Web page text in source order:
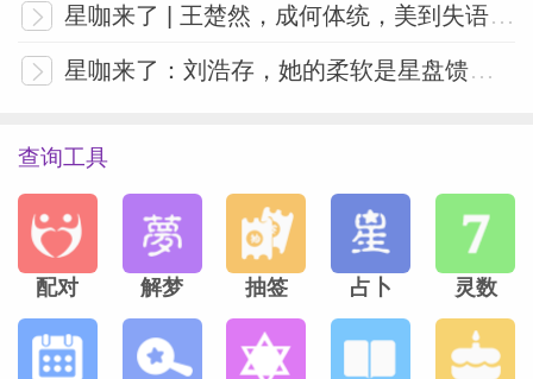
98年出生的宋祖儿在05年就出演了影视剧
角色，妥妥的童星出道，小小年纪就积累了
长达二十年的戏龄。09年的《宝莲灯前
传》、17-19年期间的《花儿与少年》和
《九州缥缈录》、21年年的《乔家的儿
星咖来了 | 王楚然，成何体统，美到失语,不食人间烟火的配置谁懂？
星咖来了：刘浩存，她的柔软是星盘馈赠，稳扎稳打才是人生注脚
查询工具
配对 解梦 抽签 占卜 灵数